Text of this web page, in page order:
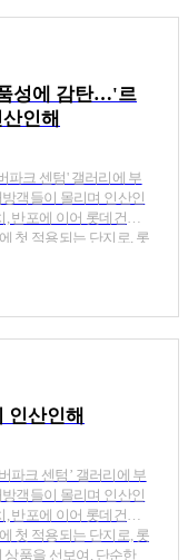
성에 감탄…'르
인해
파크 센텀' 갤러리에 부
객들이 몰리며 인산인
반포에 이어 롯데건설
첫 적용되는 단지로, 롯
로운 기준을 제시해 호
인산인해
파크 센텀’ 갤러리에 부
객들이 몰리며 인산인
, 반포에 이어 롯데건설
첫 적용되는 단지로, 롯
품을 선보여, 단순한